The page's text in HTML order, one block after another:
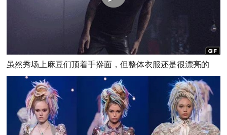
虽然秀场上麻豆们顶着手擀面，但整体衣服还是很漂亮的